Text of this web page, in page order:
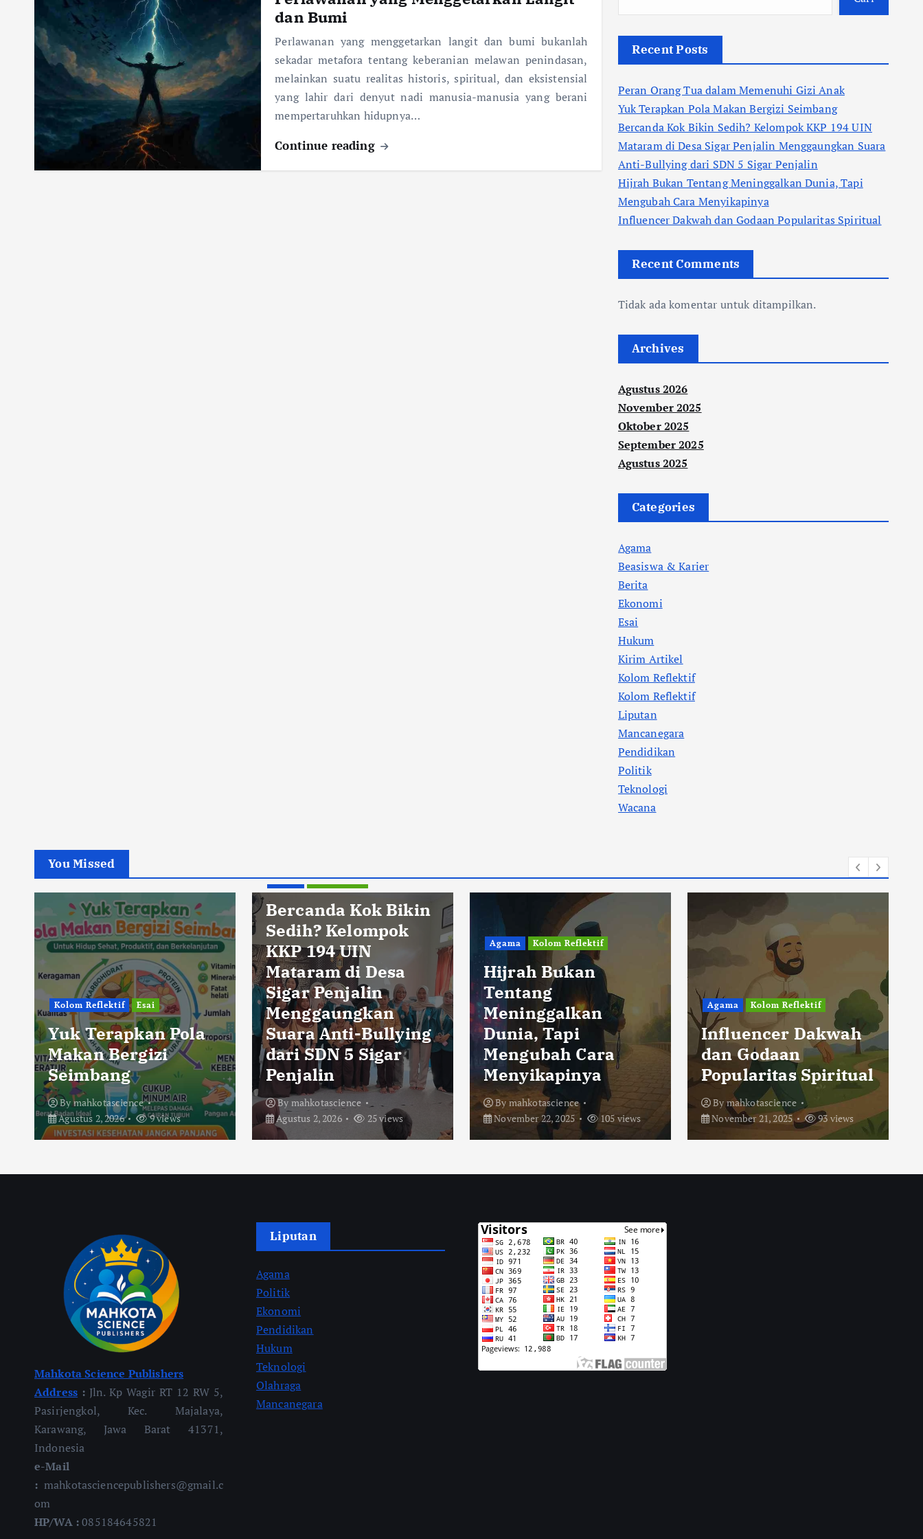
dan Bumi
Perlawanan yang menggetarkan langit dan bumi bukanlah
sekadar metafora tentang keberanian melawan penindasan,
melainkan suatu realitas historis, spiritual, dan eksistensial
yang lahir dari denyut nadi manusia-manusia yang berani
mempertaruhkan hidupnya…
Continue reading
Recent Posts
Peran Orang Tua dalam Memenuhi Gizi Anak
Yuk Terapkan Pola Makan Bergizi Seimbang
Bercanda Kok Bikin Sedih? Kelompok KKP 194 UIN
Mataram di Desa Sigar Penjalin Menggaungkan Suara
Anti-Bullying dari SDN 5 Sigar Penjalin
Hijrah Bukan Tentang Meninggalkan Dunia, Tapi
Mengubah Cara Menyikapinya
Influencer Dakwah dan Godaan Popularitas Spiritual
Recent Comments
Tidak ada komentar untuk ditampilkan.
Archives
Agustus 2026
November 2025
Oktober 2025
September 2025
Agustus 2025
Categories
Agama
Beasiswa & Karier
Berita
Ekonomi
Esai
Hukum
Kirim Artikel
Kolom Reflektif
Kolom Reflektif
Liputan
Mancanegara
Pendidikan
Politik
Teknologi
Wacana
You Missed
Kolom Reflektif Esai
Yuk Terapkan Pola
Makan Bergizi
Seimbang
Bymahkotascience
Agustus 2, 2026
9 views
Berita Pendidikan
Bercanda Kok Bikin
Sedih? Kelompok
KKP 194 UIN
Mataram di Desa
Sigar Penjalin
Menggaungkan
Suara Anti-Bullying
dari SDN 5 Sigar
Penjalin
By mahkotascience
Agustus 2, 2026
25 views
Agama Kolom Reflektif
Hijrah Bukan
Tentang
Meninggalkan
Dunia, Tapi
Mengubah Cara
Menyikapinya
By mahkotascience
November 22, 2025
105 views
Agama Kolom Reflektif
Influencer Dakwah
dan Godaan
Popularitas Spiritual
Bymahkotascience
November 21, 2025
93 views
Mahkota Science Publishers
Address : Jln. Kp Wagir RT 12 RW 5,
Pasirjengkol, Kec. Majalaya,
Karawang, Jawa Barat 41371,
Indonesia
e-Mail
: mahkotasciencepublishers@gmail.c
om
HP/WA :085184645821
Liputan
Agama
Politik
Ekonomi
Pendidikan
Hukum
Teknologi
Olahraga
Mancanegara